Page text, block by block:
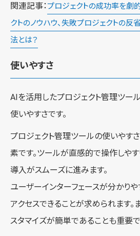
関連記事：プロジェクトの成功率を劇
クトのノウハウ、失敗プロジェクトの反
法とは？
使いやすさ
AIを活用したプロジェクト管理ツー
使いやすさです。
プロジェクト管理ツールの使いやす
素です。ツールが直感的で操作しや
導入がスムーズに進みます。
ユーザーインターフェースが分かりや
アクセスできることが求められます。
スタマイズが簡単であることも重要で